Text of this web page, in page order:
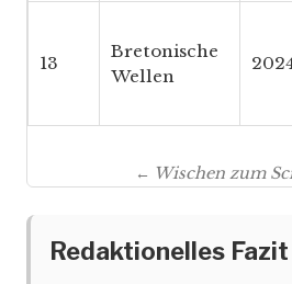
13
Bretonische
Wellen
← Wischen zum
Redaktionelles Fazit